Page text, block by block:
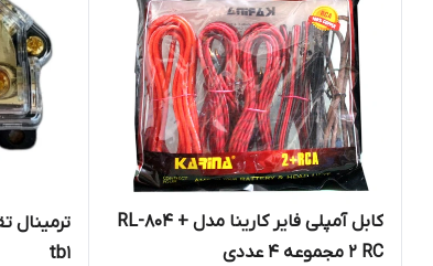
کابل آمپلی فایر کارینا مدل RL-804 +
2 RC مجموعه 4 عددی
ترمینال
tb1